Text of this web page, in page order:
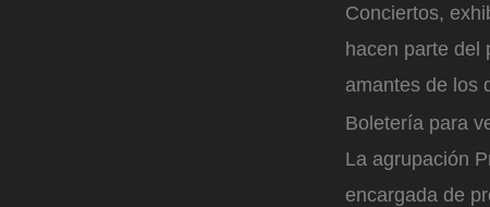
Conciertos,
hacen parte del
amantes de los
Boletería para
La agrupación
encargada de